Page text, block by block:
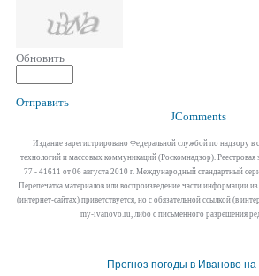
Обновить
Отправить
JComments
Издание зарегистрировано Федеральной службой по надзору
технологий и массовых коммуникаций (Роскомнадзор).
77 - 41611 от 06 августа 2010 г. Международный стандартный
Перепечатка материалов или воспроизведение части информации
(интернет-сайтах) приветствуется, но с обязательной ссылкой (в
my-ivanovo.ru, либо с письменного разрешения
Прогноз погоды в Иваново